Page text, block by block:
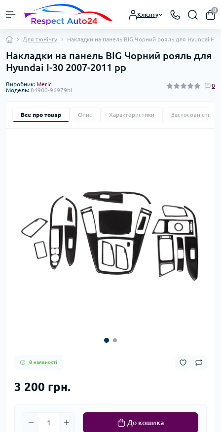
Клієнту
0
Для тюнінгу Накладки на панель BIG Чорний рояль для Hyundai I-
Накладки на панель BIG Чорний рояль для
Hyundai I-30 2007-2011 рр
Виробник: Meric
Модель: 84900-96979bl
0
Все про товар Опис Характеристики Застосовність
В наявності
3 200 грн.
До кошика